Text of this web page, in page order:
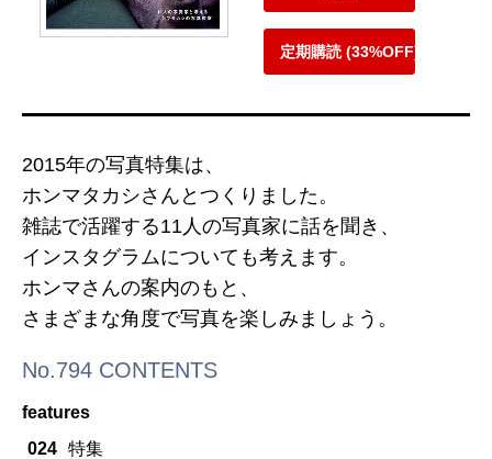
定期購読 (33%OFF)
2015年の写真特集は、
ホンマタカシさんとつくりました。
雑誌で活躍する11人の写真家に話を聞き、
インスタグラムについても考えます。
ホンマさんの案内のもと、
さまざまな角度で写真を楽しみましょう。
No.794 CONTENTS
features
024 特集